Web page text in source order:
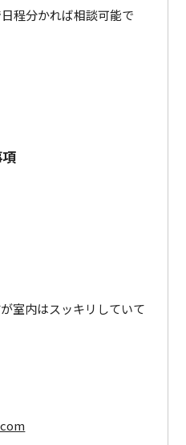
程分かれば相談可能で
室内はスッキリしていて